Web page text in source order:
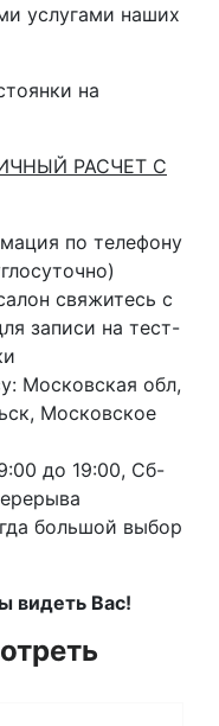
услугами наших
на
РАСЧЕТ С
по телефону
свяжитесь с
записи на тест-
Московская обл,
Московское
до 19:00, Сб-
большой выбор
видеть Вас!